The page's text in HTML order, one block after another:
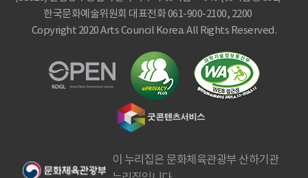
한국문화예술위원회 대표전화 061-900-2100, 2200
Copyright 2020 Arts Council Korea. All Rights Reserved.
이 누리집은 문화체육관광부 산하기관